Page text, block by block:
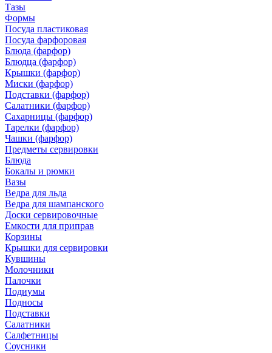
Тазы
Формы
Посуда пластиковая
Посуда фарфоровая
Блюда (фарфор)
Блюдца (фарфор)
Крышки (фарфор)
Миски (фарфор)
Подставки (фарфор)
Салатники (фарфор)
Сахарницы (фарфор)
Тарелки (фарфор)
Чашки (фарфор)
Предметы сервировки
Блюда
Бокалы и рюмки
Вазы
Ведра для льда
Ведра для шампанского
Доски сервировочные
Емкости для приправ
Корзины
Крышки для сервировки
Кувшины
Молочники
Палочки
Подиумы
Подносы
Подставки
Салатники
Салфетницы
Соусники